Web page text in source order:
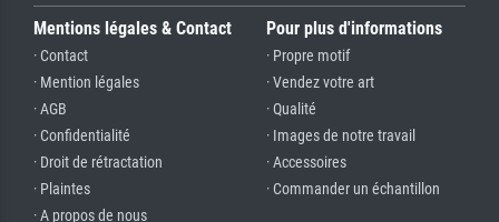
Mentions légales & Contact
· Contact
· Mention légales
· AGB
· Confidentialité
· Droit de rétractation
· Plaintes
· A propos de nous
Pour plus d'informations
· Propre motif
· Vendez votre art
· Qualité
· Images de notre travail
· Accessoires
· Commander un échantillon